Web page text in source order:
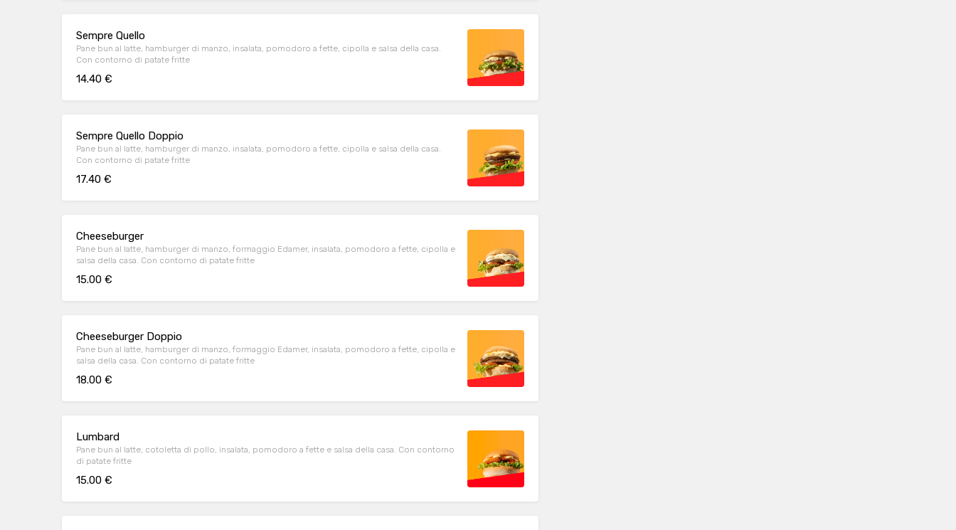
Sempre Quello
Pane bun al latte, hamburger di manzo, insalata, pomodoro a fette, cipolla e salsa della casa.
Con contorno di patate fritte
14.40 €
Sempre Quello Doppio
Pane bun al latte, hamburger di manzo, insalata, pomodoro a fette, cipolla e salsa della casa.
Con contorno di patate fritte
17.40 €
Cheeseburger
Pane bun al latte, hamburger di manzo, formaggio Edamer, insalata, pomodoro a fette, cipolla e
salsa della casa. Con contorno di patate fritte
15.00 €
Cheeseburger Doppio
Pane bun al latte, hamburger di manzo, formaggio Edamer, insalata, pomodoro a fette, cipolla e
salsa della casa. Con contorno di patate fritte
18.00 €
Lumbard
Pane bun al latte, cotoletta di pollo, insalata, pomodoro a fette e salsa della casa. Con contorno
di patate fritte
15.00 €